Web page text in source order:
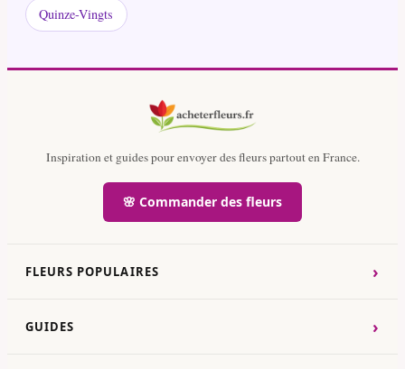
Quinze-Vingts
Inspiration et guides pour envoyer des fleurs partout en France.
🌸 Commander des fleurs
FLEURS POPULAIRES ›
GUIDES ›